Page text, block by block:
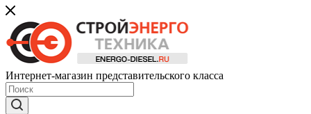
Интернет-магазин представительского класса